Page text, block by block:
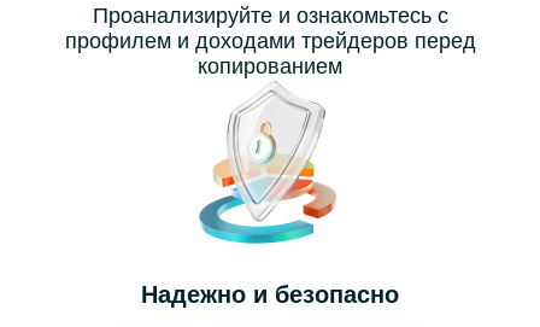
Проанализируйте и ознакомьтесь с
профилем и доходами трейдеров перед
копированием
Надежно и безопасно